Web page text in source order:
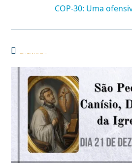
COP-30: Uma
Você também pode gostar